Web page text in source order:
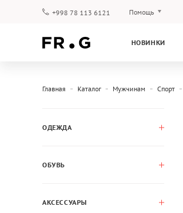
+998 78 113 6121 Помощь
НОВИНКИ
Главная Каталог Мужчинам Спорт
ОДЕЖДА
ОБУВЬ
АКСЕССУАРЫ